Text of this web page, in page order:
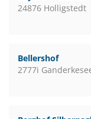
24876 Holligstedt
Bellershof
2777i